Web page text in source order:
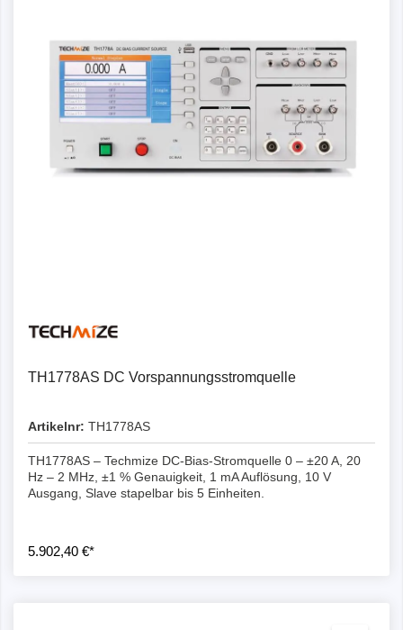
TH1778AS DC Vorspannungsstromquelle
Artikelnr: TH1778AS
TH1778AS – Techmize DC-Bias-Stromquelle 0 – ±20 A, 20
Hz – 2 MHz, ±1 % Genauigkeit, 1 mA Auflösung, 10 V
Ausgang, Slave stapelbar bis 5 Einheiten.
5.902,40 €*